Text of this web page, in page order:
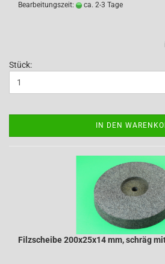
Bearbeitungszeit:
ca. 2-3 Tage
Stück:
IN DEN
Filzscheibe 200x25x14 mm, schräg